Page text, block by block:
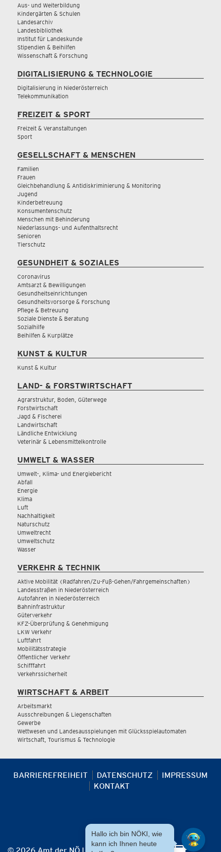
Aus- und Weiterbildung
Kindergärten & Schulen
Landesarchiv
Landesbibliothek
Institut für Landeskunde
Stipendien & Beihilfen
Wissenschaft & Forschung
DIGITALISIERUNG & TECHNOLOGIE
Digitalisierung in Niederösterreich
Telekommunikation
FREIZEIT & SPORT
Freizeit & Veranstaltungen
Sport
GESELLSCHAFT & MENSCHEN
Familien
Frauen
Gleichbehandlung & Antidiskriminierung & Monitoring
Jugend
Kinderbetreuung
Konsumentenschutz
Menschen mit Behinderung
Niederlassungs- und Aufenthaltsrecht
Senioren
Tierschutz
GESUNDHEIT & SOZIALES
Coronavirus
Amtsarzt & Bewilligungen
Gesundheitseinrichtungen
Gesundheitsvorsorge & Forschung
Pflege & Betreuung
Soziale Dienste & Beratung
Sozialhilfe
Beihilfen & Kurplätze
KUNST & KULTUR
Kunst & Kultur
LAND- & FORSTWIRTSCHAFT
Agrarstruktur, Boden, Güterwege
Forstwirtschaft
Jagd & Fischerei
Landwirtschaft
Ländliche Entwicklung
Veterinär & Lebensmittelkontrolle
UMWELT & WASSER
Umwelt-, Klima- und Energiebericht
Abfall
Energie
Klima
Luft
Nachhaltigkeit
Naturschutz
Umweltrecht
Umweltschutz
Wasser
VERKEHR & TECHNIK
Aktive Mobilität (Radfahren/Zu-Fuß-Gehen/Fahrgemeinschaften)
Landesstraßen in Niederösterreich
Autofahren in Niederösterreich
Bahninfrastruktur
Güterverkehr
KFZ-Überprüfung & Genehmigung
LKW Verkehr
Luftfahrt
Mobilitätsstrategie
Öffentlicher Verkehr
Schifffahrt
Verkehrssicherheit
WIRTSCHAFT & ARBEIT
Arbeitsmarkt
Ausschreibungen & Liegenschaften
Gewerbe
Wettwesen und Landesausspielungen mit Glücksspielautomaten
Wirtschaft, Tourismus & Technologie
BARRIEREFREIHEIT DATENSCHUTZ
IMPRESSUM
KONTAKT
Hallo ich bin NÖKI, wie
kann ich Ihnen heute